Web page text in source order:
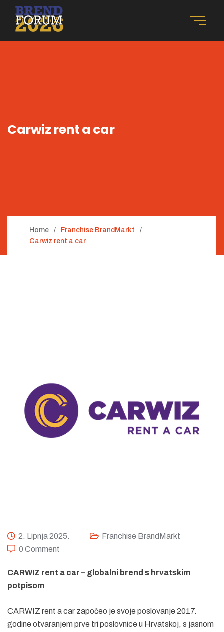
Carwiz rent a car
Home
Franchise BrandMarkt
Carwiz rent a car
2. Lipnja 2025.
Franchise BrandMarkt
0 Comment
CARWIZ rent a car – globalni brend s hrvatskim
potpisom
CARWIZ rent a car započeo je svoje poslovanje 2017.
godine otvaranjem prve tri poslovnice u Hrvatskoj, s jasnom